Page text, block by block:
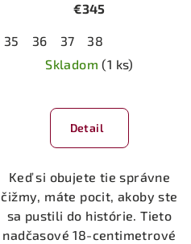
€345
35 36 37
38
Skladom(1 ks)
hodnotenie
produktu
je
5,0
5
hviezdičiek.
Detail
Keď si obujete tie správne
čižmy, máte pocit, akoby ste
sa pustili do histórie. Tieto
nadčasové 18-centimetrové